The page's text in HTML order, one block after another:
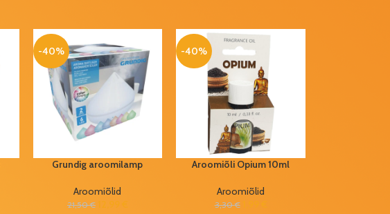
-40%
Grundig aroomilamp
Aroomiõlid
21,50€ 12,99
-40%
Aroomiõli Opium 10ml
Aroomiõlid
3,30€